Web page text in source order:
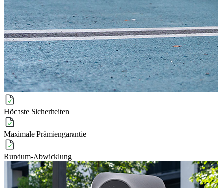
Höchste Sicherheiten
Maximale Prämiengarantie
Rundum-Abwicklung